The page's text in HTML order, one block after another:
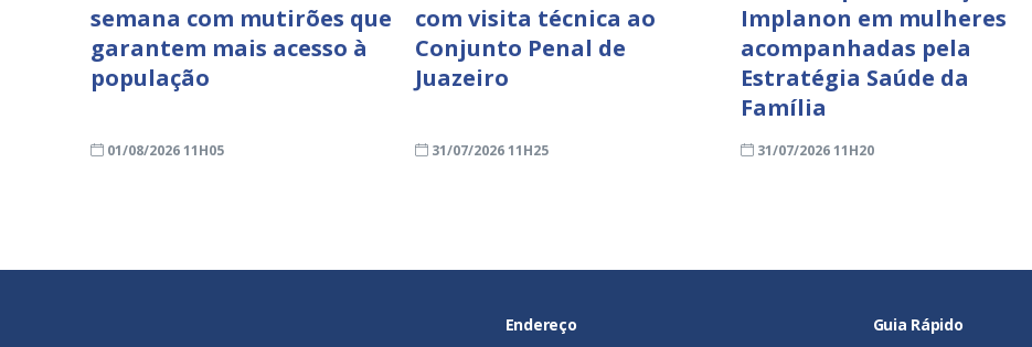
semana com mutirões que
garantem mais acesso à
população
01/08/2026 11H05
com visita técnica ao
Conjunto Penal de
Juazeiro
31/07/2026 11H25
Implanon em mulheres
acompanhadas pela
Estratégia Saúde da
Família
31/07/2026 11H20
Endereço Guia Rápido